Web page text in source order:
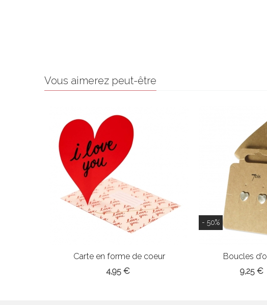
Vous aimerez peut-être
Carte en forme de coeur
4,95 €
- 50%
Boucles
9,25 €